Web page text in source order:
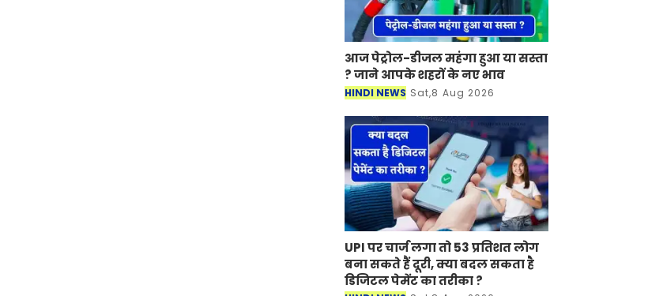
आज पेट्रोल-डीजल महंगा हुआ या सस्ता
? जाने आपके शहरों के नए भाव
HINDI NEWS Sat,8 Aug 2026
UPI पर चार्ज लगा तो 53 प्रतिशत लोग
बना सकते हैं दूरी, क्या बदल सकता है
डिजिटल पेमेंट का तरीका ?